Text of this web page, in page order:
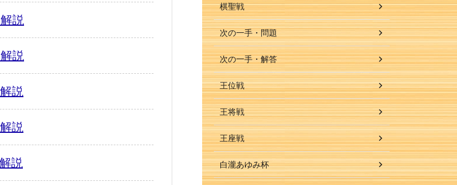
説
説
説
説
説
棋聖戦
次の一手・問題
次の一手・解答
王位戦
王将戦
王座戦
白瀧あゆみ杯